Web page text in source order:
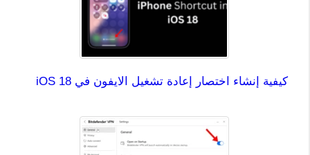
كيفية إنشاء اختصار إعادة تشغيل الايفون في iOS 18